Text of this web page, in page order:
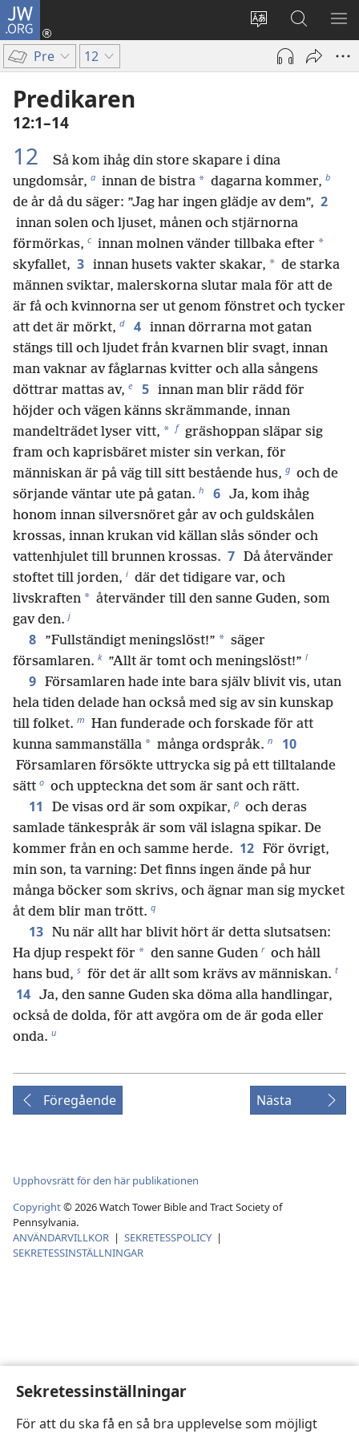
Sekretessinställningar
För att du ska få en så bra upplevelse som möjligt
JW.ORG
Ändra
webbplatsens
språk
Logga
(öppnar
Sök
på
jw.org
Pre 12
Predikaren
12:1–14
12
Så kom ihåg din store skapare i dina
ungdomsår, a innan de bistra * dagarna kommer, b
de år då du säger: ”Jag har ingen glädje av dem”, 2
innan solen och ljuset, månen och stjärnorna
förmörkas, c innan molnen vänder tillbaka efter *
skyfallet, 3 innan husets vakter skakar, * de starka
männen sviktar, malerskorna slutar mala för att de
är få och kvinnorna ser ut genom fönstret och tycker
att det är mörkt, d 4 innan dörrarna mot gatan
stängs till och ljudet från kvarnen blir svagt, innan
man vaknar av fåglarnas kvitter och alla sångens
döttrar mattas av, e 5 innan man blir rädd för
höjder och vägen känns skrämmande, innan
mandelträdet lyser vitt, * f gräshoppan släpar sig
fram och kaprisbäret mister sin verkan, för
människan är på väg till sitt bestående hus, g och de
sörjande väntar ute på gatan. h 6 Ja, kom ihåg
honom innan silversnöret går av och guldskålen
krossas, innan krukan vid källan slås sönder och
vattenhjulet till brunnen krossas. 7 Då återvänder
stoftet till jorden, i där det tidigare var, och
livskraften * återvänder till den sanne Guden, som
gav den. j
8 ”Fullständigt meningslöst!” * säger
församlaren. k ”Allt är tomt och meningslöst!” l
9 Församlaren hade inte bara själv blivit vis, utan
hela tiden delade han också med sig av sin kunskap
till folket. m Han funderade och forskade för att
kunna sammanställa * många ordspråk. n 10
Församlaren försökte uttrycka sig på ett tilltalande
sätt o och uppteckna det som är sant och rätt.
11 De visas ord är som oxpikar, p och deras
samlade tänkespråk är som väl islagna spikar. De
kommer från en och samme herde. 12 För övrigt,
min son, ta varning: Det finns ingen ände på hur
många böcker som skrivs, och ägnar man sig mycket
åt dem blir man trött. q
13 Nu när allt har blivit hört är detta slutsatsen:
Ha djup respekt för * den sanne Guden r och håll
hans bud, s för det är allt som krävs av människan. t
14 Ja, den sanne Guden ska döma alla handlingar,
också de dolda, för att avgöra om de är goda eller
onda. u
Föregående Nästa
Upphovsrätt för den här publikationen
Copyright© 2026Watch Tower Bible and Tract Society of
Pennsylvania.
ANVÄNDARVILLKOR | SEKRETESSPOLICY |
SEKRETESSINSTÄLLNINGAR